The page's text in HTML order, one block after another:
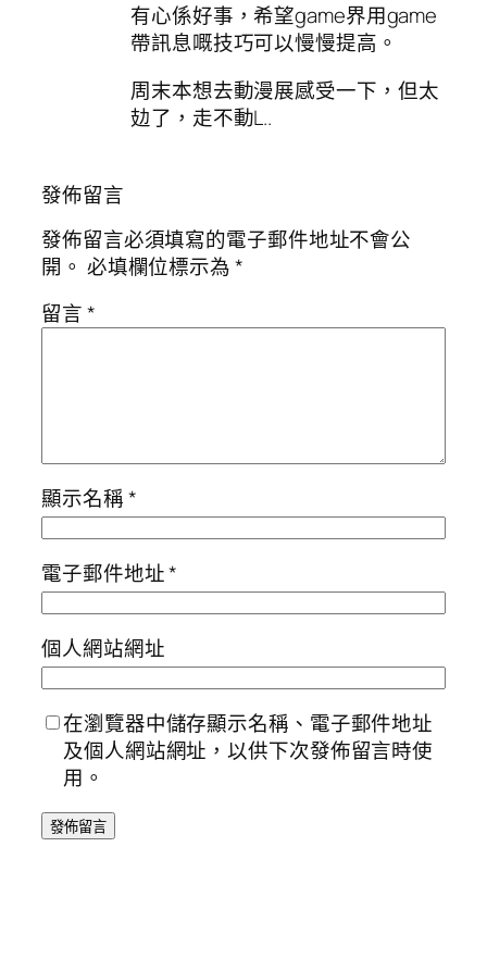
有心係好事，希望game界用game
帶訊息嘅技巧可以慢慢提高。
周末本想去動漫展感受一下，但太
攰了，走不動L..
發佈留言
發佈留言必須填寫的電子郵件地址不會公
開。 必填欄位標示為*
留言*
顯示名稱*
電子郵件地址*
個人網站網址
在瀏覽器中儲存顯示名稱、電子郵件地址
及個人網站網址，以供下次發佈留言時使
用。